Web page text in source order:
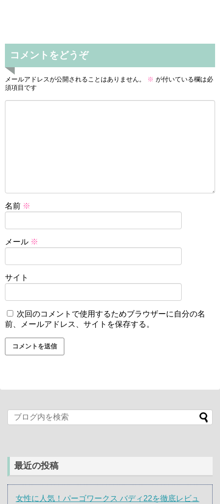
コメントをどうぞ
メールアドレスが公開されることはありません。 ※ が付いている欄は必
須項目です
名前 ※
メール ※
サイト
次回のコメントで使用するためブラウザーに自分の名
前、メールアドレス、サイトを保存する。
最近の投稿
女性に人気！パーゴワークス バディ22を徹底レビュ